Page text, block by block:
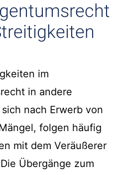
im
in andere
nach Erwerb von
folgen häufig
mit dem Veräußerer
Übergänge zum